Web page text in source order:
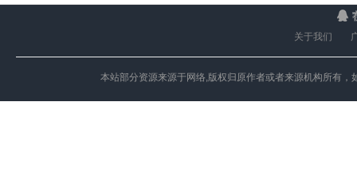
关于我们
本站部分资源来源于网络,版权归原作者或者来源机构所有